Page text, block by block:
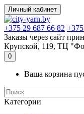
Личный кабинет
+375 29 687 66 82
Заказы через сайт
Крупской, 119, ТЦ
0
Ваша корзина
Kатегории